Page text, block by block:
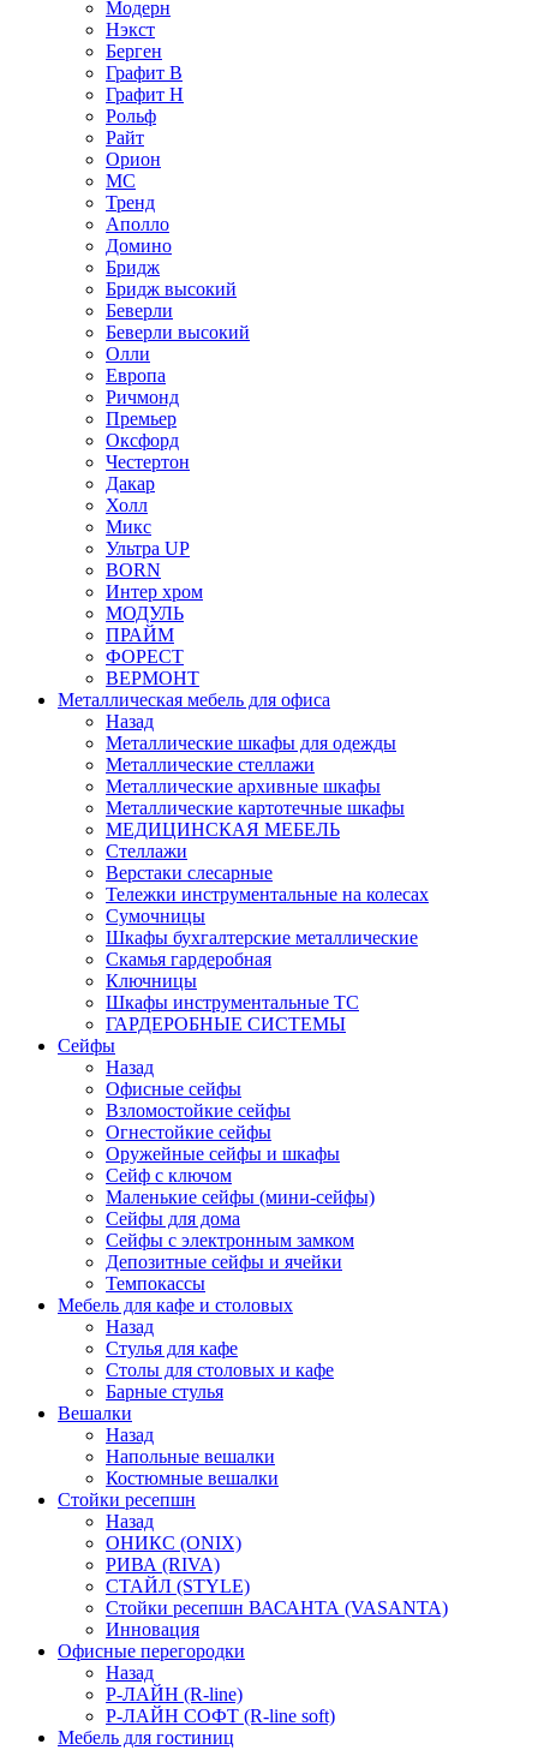
Модерн
Нэкст
Берген
Графит В
Графит Н
Рольф
Райт
Орион
МС
Тренд
Аполло
Домино
Бридж
Бридж высокий
Беверли
Беверли высокий
Олли
Европа
Ричмонд
Премьер
Оксфорд
Честертон
Дакар
Холл
Микс
Ультра UP
BORN
Интер хром
МОДУЛЬ
ПРАЙМ
ФОРЕСТ
ВЕРМОНТ
Металлическая мебель для офиса
Назад
Металлические шкафы для одежды
Металлические стеллажи
Металлические архивные шкафы
Металлические картотечные шкафы
МЕДИЦИНСКАЯ МЕБЕЛЬ
Стеллажи
Верстаки слесарные
Тележки инструментальные на колесах
Сумочницы
Шкафы бухгалтерские металлические
Скамья гардеробная
Ключницы
Шкафы инструментальные ТС
ГАРДЕРОБНЫЕ СИСТЕМЫ
Сейфы
Назад
Офисные сейфы
Взломостойкие сейфы
Огнестойкие сейфы
Оружейные сейфы и шкафы
Сейф с ключом
Маленькие сейфы (мини-сейфы)
Сейфы для дома
Сейфы с электронным замком
Депозитные сейфы и ячейки
Темпокассы
Мебель для кафе и столовых
Назад
Стулья для кафе
Столы для столовых и кафе
Барные стулья
Вешалки
Назад
Напольные вешалки
Костюмные вешалки
Стойки ресепшн
Назад
ОНИКС (ONIX)
РИВА (RIVA)
СТАЙЛ (STYLE)
Стойки ресепшн ВАСАНТА (VASANTA)
Инновация
Офисные перегородки
Назад
Р-ЛАЙН (R-line)
Р-ЛАЙН СОФТ (R-line soft)
Мебель для гостиниц